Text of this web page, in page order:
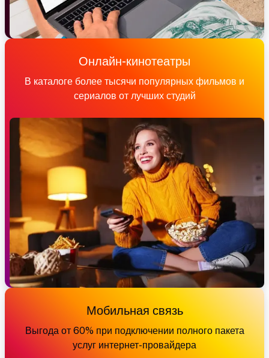
Онлайн-кинотеатры
В каталоге более тысячи популярных фильмов и
сериалов от лучших студий
Мобильная связь
Выгода от 60% при подключении полного пакета
услуг интернет-провайдера